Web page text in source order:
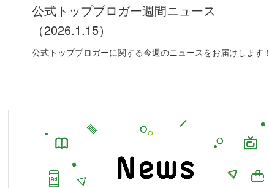
公式トップブロガー週間ニュース
（2026.1.15）
公式トップブロガーに関する今週のニュースをお届けします！